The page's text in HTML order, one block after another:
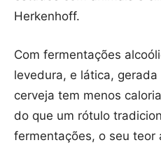
Herkenhoff.
Com fermentações
levedura, e lática,
cerveja tem menos
do que um rótulo
fermentações, o seu teor